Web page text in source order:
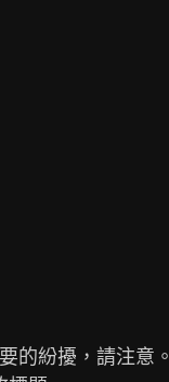
的紛擾，請注意。